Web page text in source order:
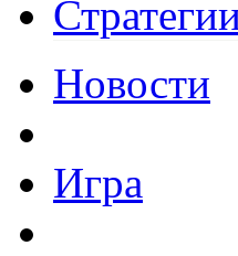
Новости
Игра